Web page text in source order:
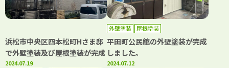
浜松市中央区四本松町Hさま邸
で外壁塗装及び屋根塗装が完成
2024.07.19
外壁塗装 屋根塗装
平田町公民館の外壁塗装が完成
しました。
2024.07.12